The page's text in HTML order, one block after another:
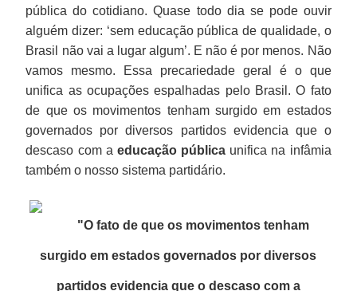
pública do cotidiano. Quase todo dia se pode ouvir
alguém dizer: ‘sem educação pública de qualidade, o
Brasil não vai a lugar algum’. E não é por menos. Não
vamos mesmo. Essa precariedade geral é o que
unifica as ocupações espalhadas pelo Brasil. O fato
de que os movimentos tenham surgido em estados
governados por diversos partidos evidencia que o
descaso com a educação pública unifica na infâmia
também o nosso sistema partidário.
"O fato de que os movimentos tenham
surgido em estados governados por diversos
partidos evidencia que o descaso com a